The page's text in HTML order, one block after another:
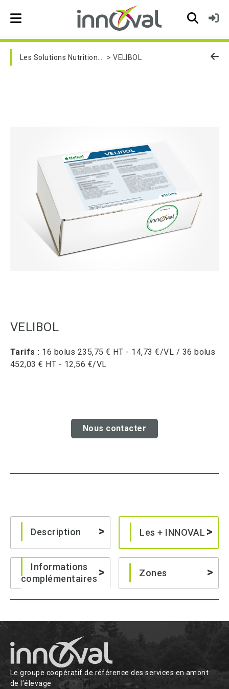
Skip to main navigation
VELIBOL
VELIBOL
Tarifs : 16 bolus 235,75 € HT - 14,73 €/VL / 36 bolus
452,03 € HT - 12,56 €/VL
Nous contacter
Description Les + INNOVAL
Informations
complémentaires
Zones
Le groupe coopératif de référence des services en amont
de l’élevage